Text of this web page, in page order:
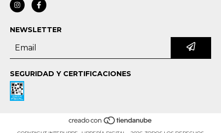
NEWSLETTER
SEGURIDAD Y CERTIFICACIONES